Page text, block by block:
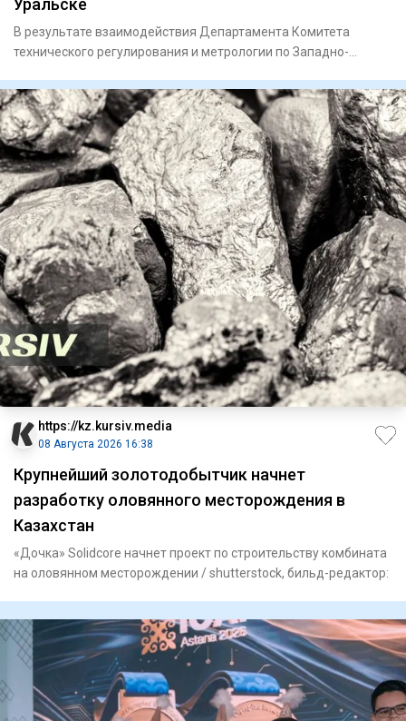
В результате взаимодействия Департамента Комитета
технического регулирования и метрологии по Западно-
https://kz.kursiv.media
08 Августа 2026 16:38
Крупнейший золотодобытчик начнет
разработку оловянного месторождения в
Казахстан
«Дочка» Solidcore начнет проект по строительству комбината
на оловянном месторождении / shutterstock, бильд-редактор: